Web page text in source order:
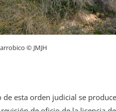
© JMJH
de esta orden judicial se